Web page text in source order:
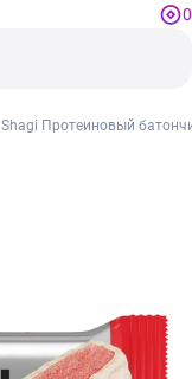
0
Shagi Протеиновый